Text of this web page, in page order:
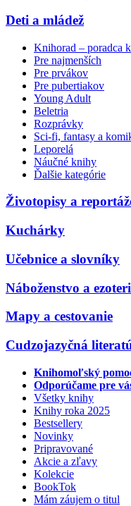
Deti a mládež
Knihorad – poradca
Pre najmenších
Pre prvákov
Pre pubertiakov
Young Adult
Beletria
Rozprávky
Sci-fi, fantasy a
Leporelá
Náučné knihy
Ďalšie kategórie
Životopisy a
Kuchárky
Učebnice a slovníky
Náboženstvo a
Mapy a cestovanie
Cudzojazyčná
Knihomoľský
Odporúčame pre
Všetky knihy
Knihy roka 2025
Bestsellery
Novinky
Pripravované
Akcie a zľavy
Kolekcie
BookTok
Mám záujem o titul